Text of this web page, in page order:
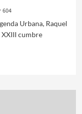
604
Urbana, Raquel
XXIII cumbre